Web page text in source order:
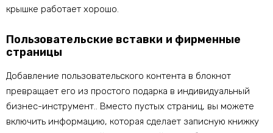
крышке работает хорошо.
Пользовательские вставки и фирменные
страницы
Добавление пользовательского контента в блокнот
превращает его из простого подарка в индивидуальный
бизнес-инструмент.. Вместо пустых страниц, вы можете
включить информацию, которая сделает записную книжку